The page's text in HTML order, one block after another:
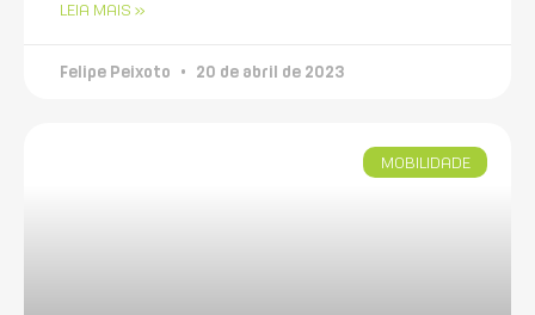
LEIA MAIS »
Felipe Peixoto 20 de abril de 2023
MOBILIDADE